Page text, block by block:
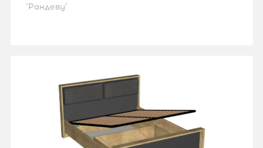
"Рандеву"